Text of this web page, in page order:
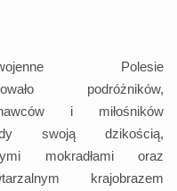
Polesie
podróżników,
i miłośników
swoją dzikością,
mokradłami oraz
krajobrazem